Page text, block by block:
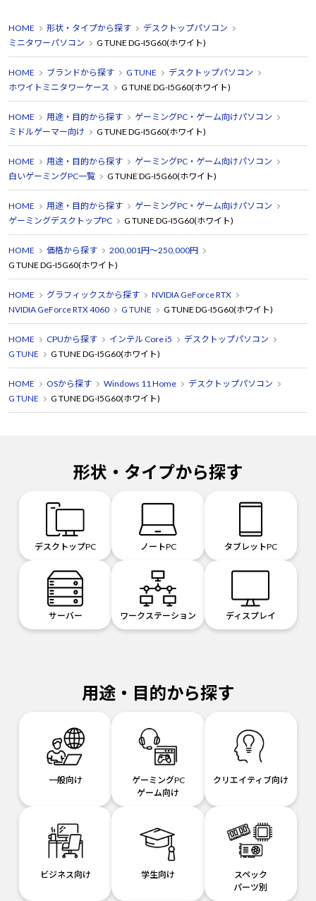
HOME 形状・タイプから探す
デスクトップパソコン
ミニタワーパソコン
G TUNE DG-I5G60(ホワイト)
HOME ブランドから探す G TUNE
デスクトップパソコン
ホワイトミニタワーケース
G TUNE DG-I5G60(ホワイト)
HOME 用途・目的から探す
ゲーミングPC・ゲーム向けパソコン
ミドルゲーマー向け
G TUNE DG-I5G60(ホワイト)
HOME 用途・目的から探す
ゲーミングPC・ゲーム向けパソコン
白いゲーミングPC一覧
G TUNE DG-I5G60(ホワイト)
HOME 用途・目的から探す
ゲーミングPC・ゲーム向けパソコン
ゲーミングデスクトップPC
G TUNE DG-I5G60(ホワイト)
HOME 価格から探す
200,001円～250,000円
G TUNE DG-I5G60(ホワイト)
HOME グラフィックスから探す
NVIDIA GeForce RTX
NVIDIA GeForce RTX 4060
G TUNE G TUNE DG-I5G60(ホワイト)
HOME CPUから探す インテル Core i5
デスクトップパソコン
G TUNE
G TUNE DG-I5G60(ホワイト)
HOME OSから探す Windows 11 Home
デスクトップパソコン
G TUNE
G TUNE DG-I5G60(ホワイト)
形状・タイプから探す
デスクトップPC ノートPC タブレットPC
サーバー ワークステーション ディスプレイ
用途・目的から探す
一般向け
ゲーミングPC
ゲーム向け
クリエイティブ向け
ビジネス向け 学生向け
スペック
パーツ別